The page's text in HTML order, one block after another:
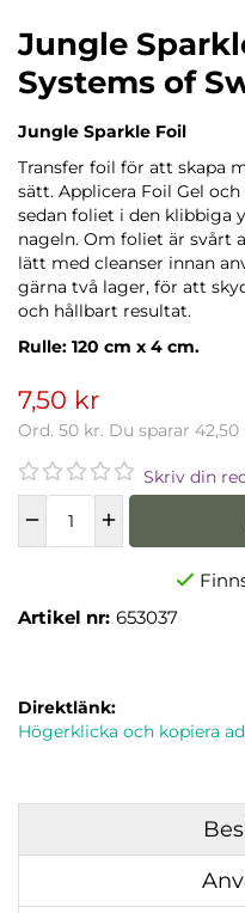
Jungle
Systems of
Jungle Sparkle Foil
Transfer foil för att skapa
sätt. Applicera Foil Gel
sedan foliet i den klibbiga
nageln. Om foliet är svårt
lätt med cleanser innan
gärna två lager, för att
och hållbart resultat.
Rulle: 120 cm x 4 cm.
7,50 kr
Ord. 50 kr. Du sparar 42,50
Skriv din
Artikel nr: 653037
Direktlänk:
Högerklicka och kopiera